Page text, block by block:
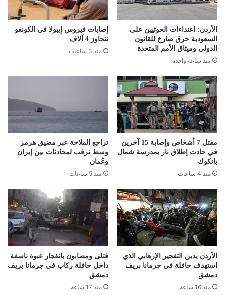
الأردن: اعتداءات الحوثيين على
السعودية خرق صارخ للقانون
الدولي وميثاق الأمم المتحدة
منذ ساعة واحدة
إصابات فيروس إيبولا في الكونغو
تتجاوز 4 آلاف
منذ 3 ساعات
مقتل 7 أشخاص وإصابة 15 آخرين
في حادث إطلاق نار بمدرسة شمال
بانكوك
منذ 4 ساعات
تراجع الملاحة عبر مضيق هرمز
وسط ترقب لمحادثات بين إيران
وعُمان
منذ 5 ساعات
الأردن يدين التفجير الإرهابي الذي
استهدف حافلة في جرمانا بريف
دمشق
منذ 16 ساعة
قتلى ومصابون بانفجار عبوة ناسفة
داخل حافلة ركاب في جرمانا بريف
دمشق
منذ 17 ساعة